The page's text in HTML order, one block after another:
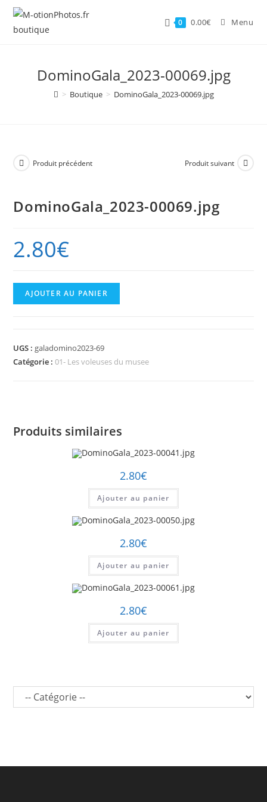
Skip
content
0 0.00€ Menu
DominoGala_2023-00069.jpg
> Boutique > DominoGala_2023-00069.jpg
Produit précédent Produit suivant
DominoGala_2023-00069.jpg
2.80€
quantité
de
AJOUTER AU PANIER
UGS : galadomino2023-69
Catégorie :01- Les voleuses du musee
Produits similaires
2.80€
Ajouter au panier
2.80€
Ajouter au panier
2.80€
Ajouter au panier